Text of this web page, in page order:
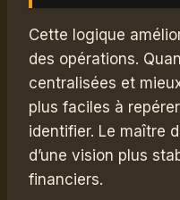
Cette logique
des opérations.
centralisées et
plus faciles à
identifier. Le maître
d’une vision plus
financiers.